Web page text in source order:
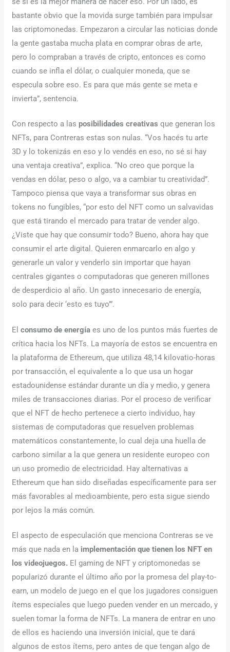
bastante obvio que la movida surge también para impulsar
las criptomonedas. Empezaron a circular las noticias donde
la gente gastaba mucha plata en comprar obras de arte,
pero lo compraban a través de cripto, entonces es como
cuando se infla el dólar, o cualquier moneda, que se
especula sobre eso. Es para que más gente se meta e
invierta”, sentencia.
Con respecto a lasposibilidades creativasque generan los
NFTs, para Contreras estas son nulas. “Vos hacés tu arte
3D y lo tokenizás en eso y lo vendés en eso, no sé si hay
una ventaja creativa”, explica. “No creo que porque la
vendas en dólar, peso o algo, va a cambiar tu creatividad”.
Tampoco piensa que vaya a transformar sus obras en
tokens no fungibles, “por esto del NFT como un salvavidas
que está tirando el mercado para tratar de vender algo.
¿Viste que hay que consumir todo? Bueno, ahora hay que
consumir el arte digital. Quieren enmarcarlo en algo y
generarle un valor y venderlo sin importar que hayan
centrales gigantes o computadoras que generen millones
de desperdicio al año. Un gasto innecesario de energía,
solo para decir ‘esto es tuyo’”.
Elconsumo de energíaes uno de los puntos más fuertes de
crítica hacia los NFTs. La mayoría de estos se encuentra en
la plataforma de Ethereum, que utiliza 48,14 kilovatio-horas
por transacción, el equivalente a lo que usa un hogar
estadounidense estándar durante un día y medio, y genera
miles de transacciones diarias. Por el proceso de verificar
que el NFT de hecho pertenece a cierto individuo, hay
sistemas de computadoras que resuelven problemas
matemáticos constantemente, lo cual deja una huella de
carbono similar a la que genera un residente europeo con
un uso promedio de electricidad. Hay alternativas a
Ethereum que han sido diseñadas específicamente para ser
más favorables al medioambiente, pero esta sigue siendo
por lejos la más común.
El aspecto de especulación que menciona Contreras se ve
más que nada en la implementación que tienen los NFT en
los videojuegos. El gaming de NFT y criptomonedas se
popularizó durante el último año por la promesa del play-to-
earn, un modelo de juego en el que los jugadores consiguen
ítems especiales que luego pueden vender en un mercado, y
suelen tomar la forma de NFTs. La manera de entrar en uno
de ellos es haciendo una inversión inicial, que te dará
algunos de estos ítems, pero antes de que tengan algo de